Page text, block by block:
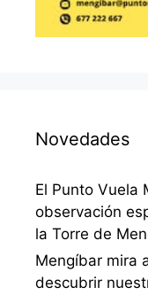
Novedades
El Punto Vuela
observación
la Torre de
Mengíbar mira
descubrir